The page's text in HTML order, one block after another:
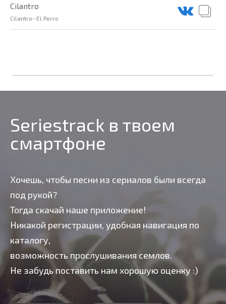
Cilantro
Cilantro- El Perro
Seriestrack в твоем
смартфоне
Хочешь, чтобы песни из сериалов были всегда
под рукой?
Тогда скачай наше приложение!
Никакой регистрации, удобная навигация по
каталогу,
возможность прослушивания семлов.
Не забудь поставить нам хорошую оценку :)